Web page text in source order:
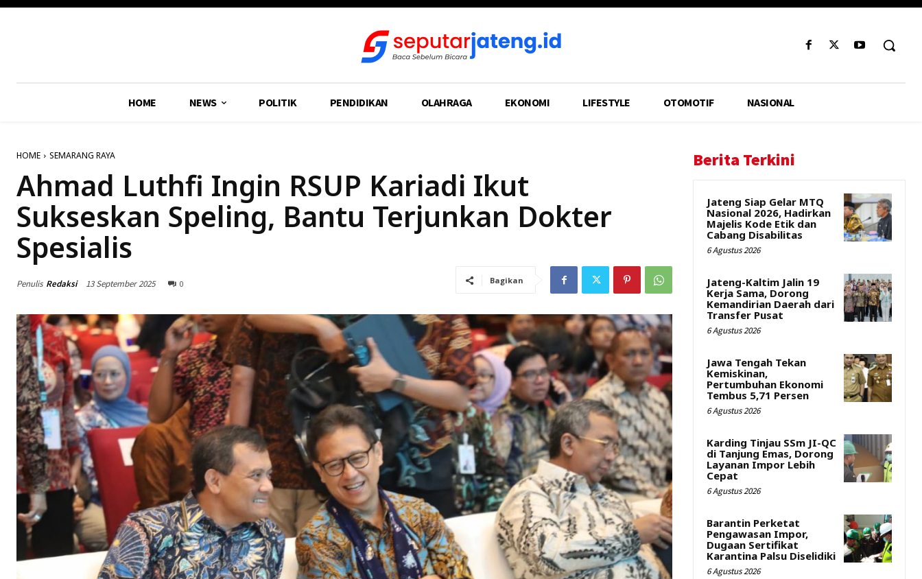
HOME NEWS POLITIK PENDIDIKAN OLAHRAGA EKONOMI LIFESTYLE OTOMOTIF NASIONAL
HOME SEMARANG RAYA
Ahmad Luthfi Ingin RSUP Kariadi Ikut
Sukseskan Speling, Bantu Terjunkan Dokter
Spesialis
Penulis Redaksi 13 September 2025 0 Bagikan
Berita Terkini
Jateng Siap Gelar MTQ
Nasional 2026, Hadirkan
Majelis Kode Etik dan
Cabang Disabilitas
6 Agustus 2026
Jateng-Kaltim Jalin 19
Kerja Sama, Dorong
Kemandirian Daerah dari
Transfer Pusat
6 Agustus 2026
Jawa Tengah Tekan
Kemiskinan,
Pertumbuhan Ekonomi
Tembus 5,71 Persen
6 Agustus 2026
Karding Tinjau SSm JI-QC
di Tanjung Emas, Dorong
Layanan Impor Lebih
Cepat
6 Agustus 2026
Barantin Perketat
Pengawasan Impor,
Dugaan Sertifikat
Karantina Palsu Diselidiki
6 Agustus 2026